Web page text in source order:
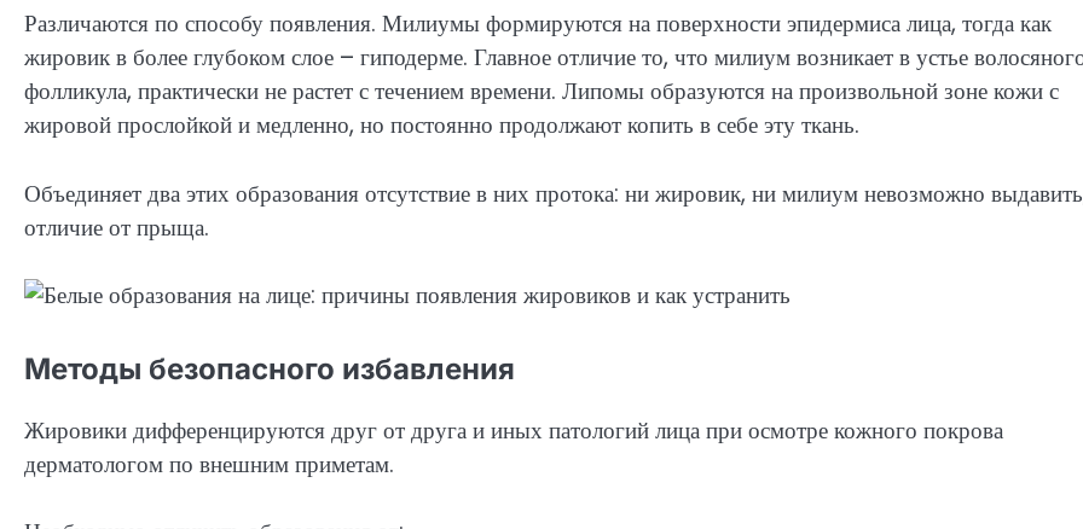
Различаются по способу появления. Милиумы формируются на поверхности эпидермиса лица, тогда как
жировик в более глубоком слое – гиподерме. Главное отличие то, что милиум возникает в устье
фолликула, практически не растет с течением времени. Липомы образуются на произвольной зоне кожи с
жировой прослойкой и медленно, но постоянно продолжают копить в себе эту ткань.
Объединяет два этих образования отсутствие в них протока: ни жировик, ни милиум невозможно
отличие от прыща.
Методы безопасного избавления
Жировики дифференцируются друг от друга и иных патологий лица при осмотре кожного покрова
дерматологом по внешним приметам.